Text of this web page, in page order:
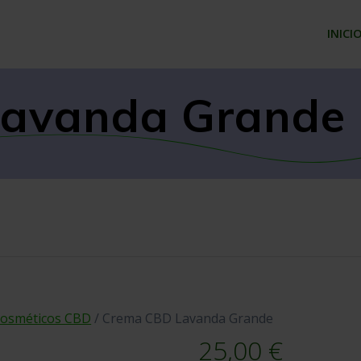
INICIO
Grande
CBD / Crema CBD Lavanda Grande
25,00 €